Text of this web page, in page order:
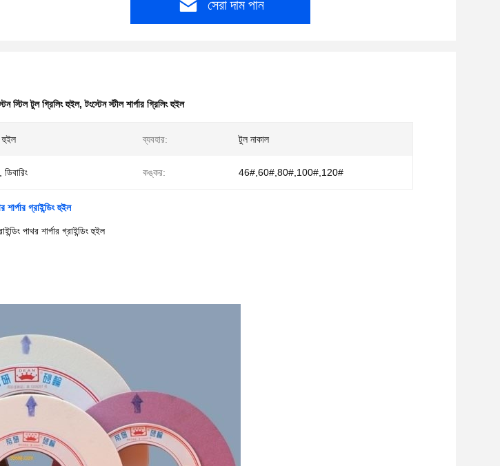
সেরা দাম পান
স্টিল টুল গ্রিলিং হুইল,টংস্টেন স্টীল শার্পার গ্রিলিং হুইল
হুইল ব্যবহার: টুল নাকাল
ডিবারিং কঙ্কর: 46#,60#,80#,100#,120#
শার্পার গ্রাইন্ডিং হুইল
পাথর শার্পার গ্রাইন্ডিং হুইল